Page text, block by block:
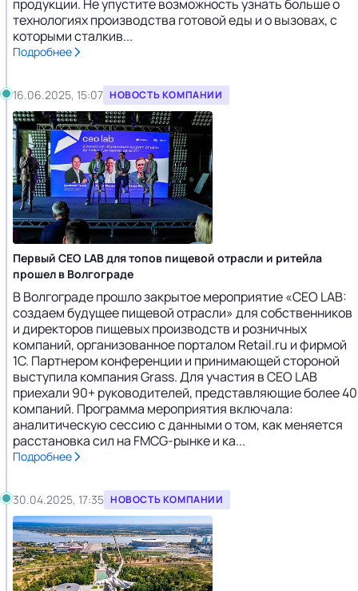
продукции. Не упустите возможность узнать больше о
технологиях производства готовой еды и о вызовах, с
которыми сталкив...
Подробнее
16.06.2025, 15:07 НОВОСТЬ КОМПАНИИ
Первый CEO LAB для топов пищевой отрасли и ритейла
прошел в Волгограде
В Волгограде прошло закрытое мероприятие «CEO LAB:
создаем будущее пищевой отрасли» для собственников
и директоров пищевых производств и розничных
компаний, организованное порталом Retail.ru и фирмой
1С. Партнером конференции и принимающей стороной
выступила компания Grass. Для участия в CEO LAB
приехали 90+ руководителей, представляющие более 40
компаний. Программа мероприятия включала:
аналитическую сессию с данными о том, как меняется
расстановка сил на FMCG-рынке и ка...
Подробнее
30.04.2025, 17:35 НОВОСТЬ КОМПАНИИ